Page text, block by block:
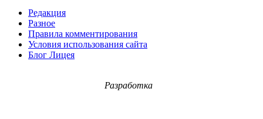
Редакция
Разное
Правила комментирования
Условия использования сайта
Блог Лицея
Разработка